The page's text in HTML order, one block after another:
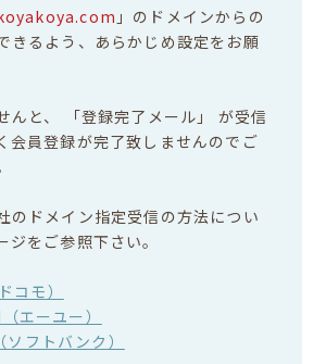
」のドメインからの
きるよう、あらかじめ設定をお願
んと、 「登録完了メール」 が受信
会員登録が完了致しませんのでご
のドメイン指定受信の方法につい
ジをご参照下さい。
モ）
エーユー）
フトバンク）